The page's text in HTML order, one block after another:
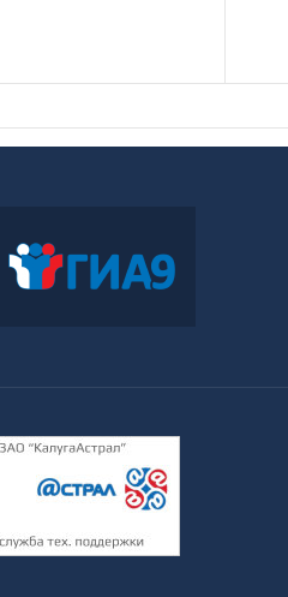
информационный портал
ГИА